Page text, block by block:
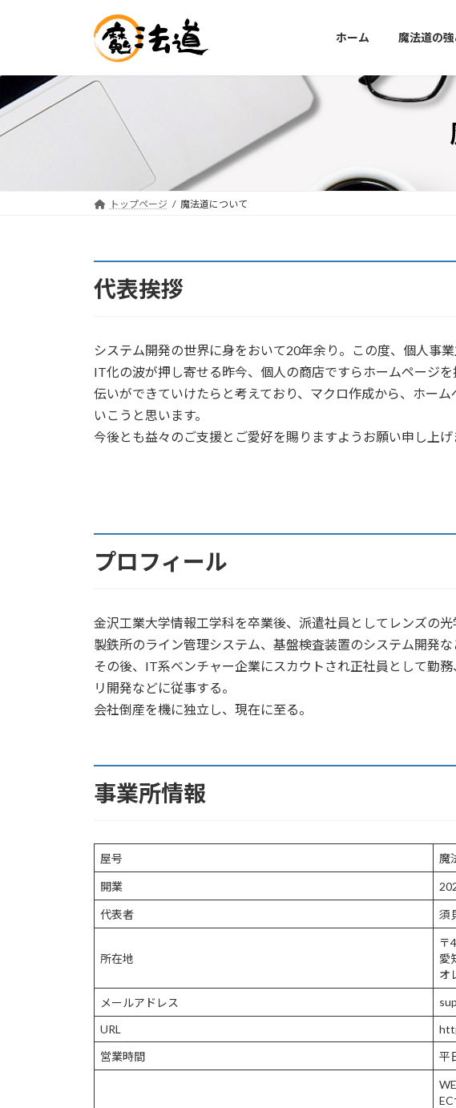
へ
ス
ョ
ン
ホーム 魔法道の
トップページ 魔法道について
代表挨拶
システム開発の世界に身をおいて20年余り。この度、個人事
IT化の波が押し寄せる昨今、個人の商店ですらホームページ
伝いができていけたらと考えており、マクロ作成から、ホー
いこうと思います。
今後とも益々のご支援とご愛好を賜りますようお願い申し上げ
プロフィール
金沢工業大学情報工学科を卒業後、派遣社員としてレンズの
製鉄所のライン管理システム、基盤検査装置のシステム開発な
その後、IT系ベンチャー企業にスカウトされ正社員として勤
リ開発などに従事する。
会社倒産を機に独立し、現在に至る。
事業所情報
屋号 魔
開業
代表者 須
所在地
〒
愛
オ
メールアドレス
URL
営業時間
平